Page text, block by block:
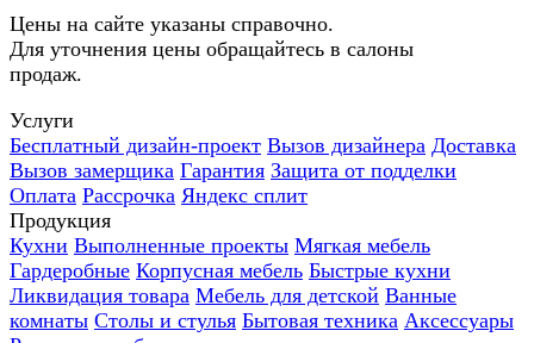
Цены на сайте указаны справочно.
Для уточнения цены обращайтесь в салоны
продаж.
Услуги
Бесплатный дизайн-проект Вызов дизайнера Доставка
Вызов замерщика Гарантия Защита от подделки
Оплата Рассрочка Яндекс сплит
Продукция
Кухни Выполненные проекты Мягкая мебель
Гардеробные Корпусная мебель Быстрые кухни
Ликвидация товара Мебель для детской Ванные
комнаты Столы и стулья Бытовая техника Аксессуары